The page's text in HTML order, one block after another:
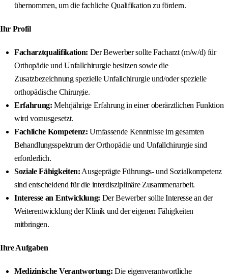
übernommen, um die fachliche Qualifikation zu fördern.
Ihr Profil
Facharztqualifikation: Der Bewerber sollte Facharzt (m/w/d) für
Orthopädie und Unfallchirurgie besitzen sowie die
Zusatzbezeichnung spezielle Unfallchirurgie und/oder spezielle
orthopädische Chirurgie.
Erfahrung: Mehrjährige Erfahrung in einer oberärztlichen Funktion
wird vorausgesetzt.
Fachliche Kompetenz: Umfassende Kenntnisse im gesamten
Behandlungsspektrum der Orthopädie und Unfallchirurgie sind
erforderlich.
Soziale Fähigkeiten: Ausgeprägte Führungs- und Sozialkompetenz
sind entscheidend für die interdisziplinäre Zusammenarbeit.
Interesse an Entwicklung: Der Bewerber sollte Interesse an der
Weiterentwicklung der Klinik und der eigenen Fähigkeiten
mitbringen.
Ihre Aufgaben
Medizinische Verantwortung: Die eigenverantwortliche